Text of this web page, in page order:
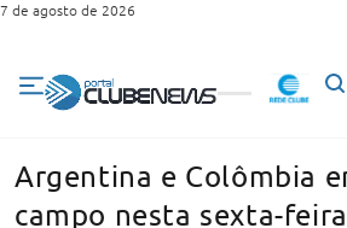
7 de agosto de 2026
Argentina e Colômbia
campo nesta sexta-